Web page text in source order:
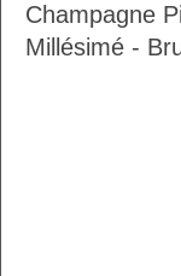
Champagne
Millésimé -